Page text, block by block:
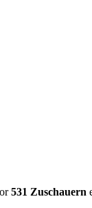
531 Zuschauern